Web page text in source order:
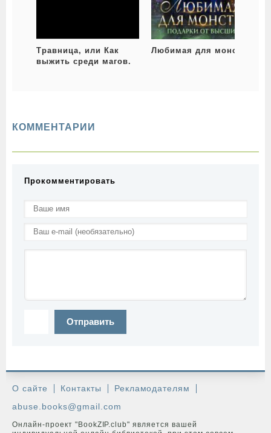
Травница, или Как
выжить среди магов.
Любимая для монстра
КОММЕНТАРИИ
Прокомментировать
Отправить
О сайте Контакты
Рекламодателям
abuse.books@gmail.com
Онлайн-проект "BookZIP.club" является вашей